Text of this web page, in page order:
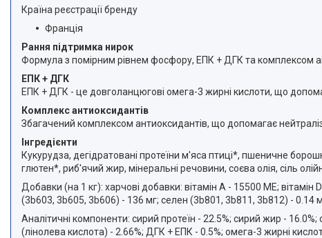
Країна реєстрації бренду
Франція
Рання підтримка нирок
Формула з помірним рівнем фосфору, ЕПК + ДГК та комплексом
ЕПК + ДГК
ЕПК + ДГК - це довголанцюгові омега-3 жирні кислоти, що
Комплекс антиоксидантів
Збагачений комплексом антиоксидантів, що допомагає
Інгредієнти
Кукурудза, дегідратовані протеїни м'яса птиці*, пшеничне
глютен*, риб'ячий жир, мінеральні речовини, соєва олія, сіль
Добавки (на 1 кг): харчові добавки: вітамін A - 15500 MЕ;
(3b603, 3b605, 3b606) - 136 мг; селен (3b801, 3b811, 3b812) - 0.14
Аналітичні компоненти: сирий протеїн - 22.5%; сирий жир - 16.0%;
(лінолева кислота) - 2.66%; ДГК + ЕПК - 0.5%; омега-3 жирні